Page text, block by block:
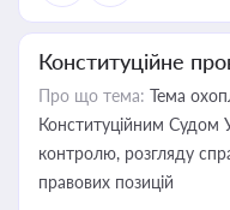
Конституційне
Про що тема: Тема
Конституційним Судом
контролю, розгляду
правових позицій